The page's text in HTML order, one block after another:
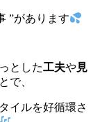
”があります
とした工夫や見
で、
イルを好循環さ